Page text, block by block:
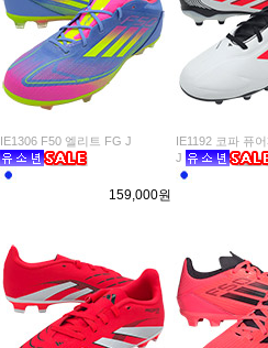
IE1306 F50 엘리트 FG J
159,000원
IE1192 코파 퓨
J